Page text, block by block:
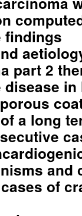
findings
part 2
in
a long
and
of